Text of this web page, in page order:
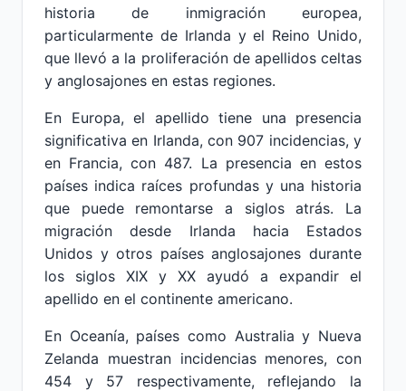
historia de inmigración europea,
particularmente de Irlanda y el Reino Unido,
que llevó a la proliferación de apellidos celtas
y anglosajones en estas regiones.
En Europa, el apellido tiene una presencia
significativa en Irlanda, con 907 incidencias, y
en Francia, con 487. La presencia en estos
países indica raíces profundas y una historia
que puede remontarse a siglos atrás. La
migración desde Irlanda hacia Estados
Unidos y otros países anglosajones durante
los siglos XIX y XX ayudó a expandir el
apellido en el continente americano.
En Oceanía, países como Australia y Nueva
Zelanda muestran incidencias menores, con
454 y 57 respectivamente, reflejando la